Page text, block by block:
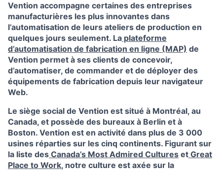
Vention accompagne certaines des entreprises
manufacturières les plus innovantes dans
l’automatisation de leurs ateliers de production en
quelques jours seulement. La plateforme
d’automatisation de fabrication en ligne (MAP) de
Vention permet à ses clients de concevoir,
d’automatiser, de commander et de déployer des
équipements de fabrication depuis leur navigateur
Web.
Le siège social de Vention est situé à Montréal, au
Canada, et possède des bureaux à Berlin et à
Boston. Vention est en activité dans plus de 3 000
usines réparties sur les cinq continents. Figurant sur
la liste des Canada’s Most Admired Cultures et Great
Place to Work, notre culture est axée sur la